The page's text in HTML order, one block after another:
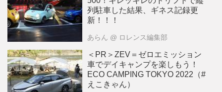
列駐車した結果、ギネス記録更
新！！！
あらん @ ロレンス編集部
＜PR＞ZEV＝ゼロエミッション
車でデイキャンプを楽しもう！
ECO CAMPING TOKYO 2022（#
えこきゃん）